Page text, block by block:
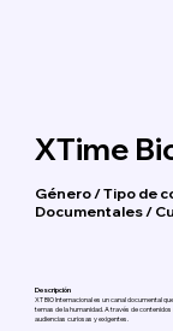
XTime
Género / Tipo de
Documentales /
Descripción
XT BIO Internacional es un canal documental
temas de la humanidad. A través de
audiencias curiosas y exigentes.